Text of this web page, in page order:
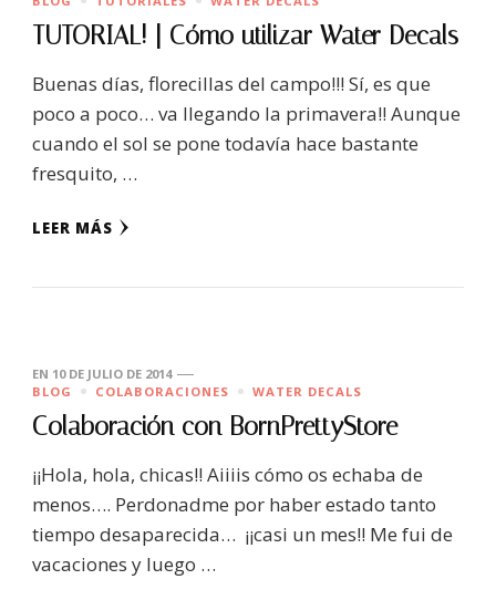
TUTORIAL! | Cómo utilizar Water Decals
Buenas días, florecillas del campo!!! Sí, es que
poco a poco… va llegando la primavera!! Aunque
cuando el sol se pone todavía hace bastante
fresquito, …
LEER MÁS
EN 10 DE JULIO DE 2014
BLOG
COLABORACIONES WATER DECALS
Colaboración con BornPrettyStore
¡¡Hola, hola, chicas!! Aiiiis cómo os echaba de
menos…. Perdonadme por haber estado tanto
tiempo desaparecida… ¡¡casi un mes!! Me fui de
vacaciones y luego …